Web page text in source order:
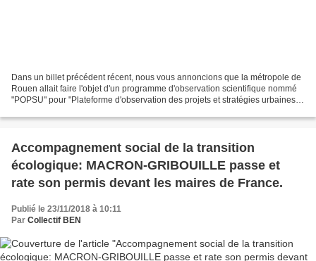
Dans un billet précédent récent, nous vous annoncions que la métropole de
Rouen allait faire l'objet d'un programme d'observation scientifique nommé
"POPSU" pour "Plateforme d'observation des projets et stratégies urbaines".
http://normandie.canalblog.com/archives/2018/10/30/36828044.html...
Accompagnement social de la transition
écologique: MACRON-GRIBOUILLE passe et
rate son permis devant les maires de France.
Publié le 23/11/2018 à 10:11
Par Collectif BEN